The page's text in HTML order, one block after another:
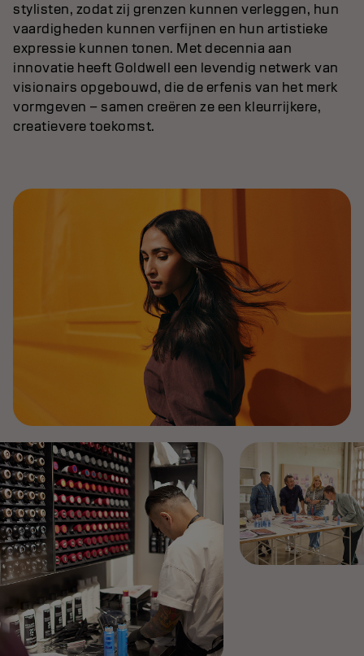
stylisten, zodat zij grenzen kunnen verleggen, hun
vaardigheden kunnen verfijnen en hun artistieke
expressie kunnen tonen. Met decennia aan
innovatie heeft Goldwell een levendig netwerk van
visionairs opgebouwd, die de erfenis van het merk
vormgeven – samen creëren ze een kleurrijkere,
creatievere toekomst.